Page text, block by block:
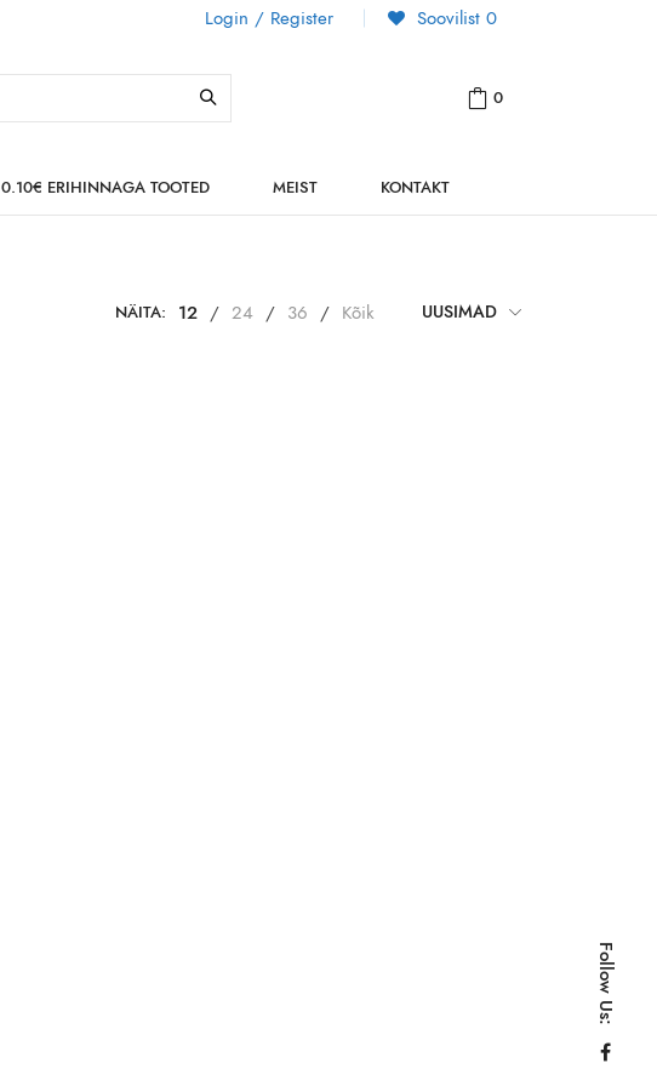
Login / Register Soovilist 0
0
0.10€ ERIHINNAGA TOOTED MEIST KONTAKT
NÄITA: 12 / 24 / 36 / Kõik UUSIMAD
Follow Us: